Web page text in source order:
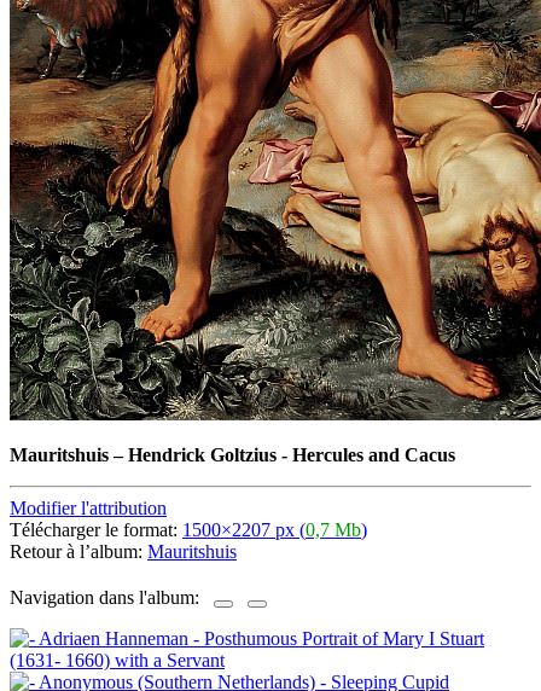
Mauritshuis–Hendrick Goltzius - Hercules and Cacus
Modifier l'attribution
Télécharger le format: 1500×2207 px (0,7 Mb)
Retour à l’album: Mauritshuis
Navigation dans l'album: